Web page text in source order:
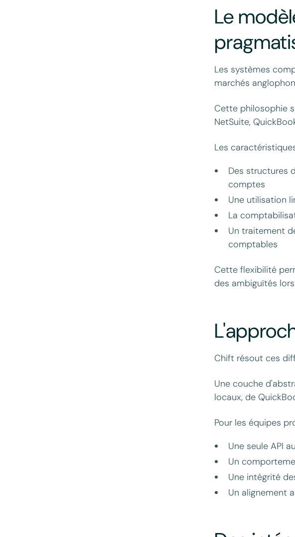
Le
Les systèmes
marchés
Cette philosophie
NetSuite,
Les
Des structures
comptes
Une utilisation
La
Un traitement
comptables
Cette flexibilité
des ambiguïtés
Chift résout ces
Une couche
locaux, de
Pour les équipes
Une seule API
Un
Une intégrité
Un alignement